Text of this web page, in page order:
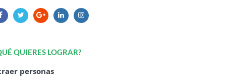
QUIERES LOGRAR?
personas